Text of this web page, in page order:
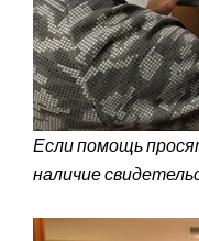
Если помощь
наличие